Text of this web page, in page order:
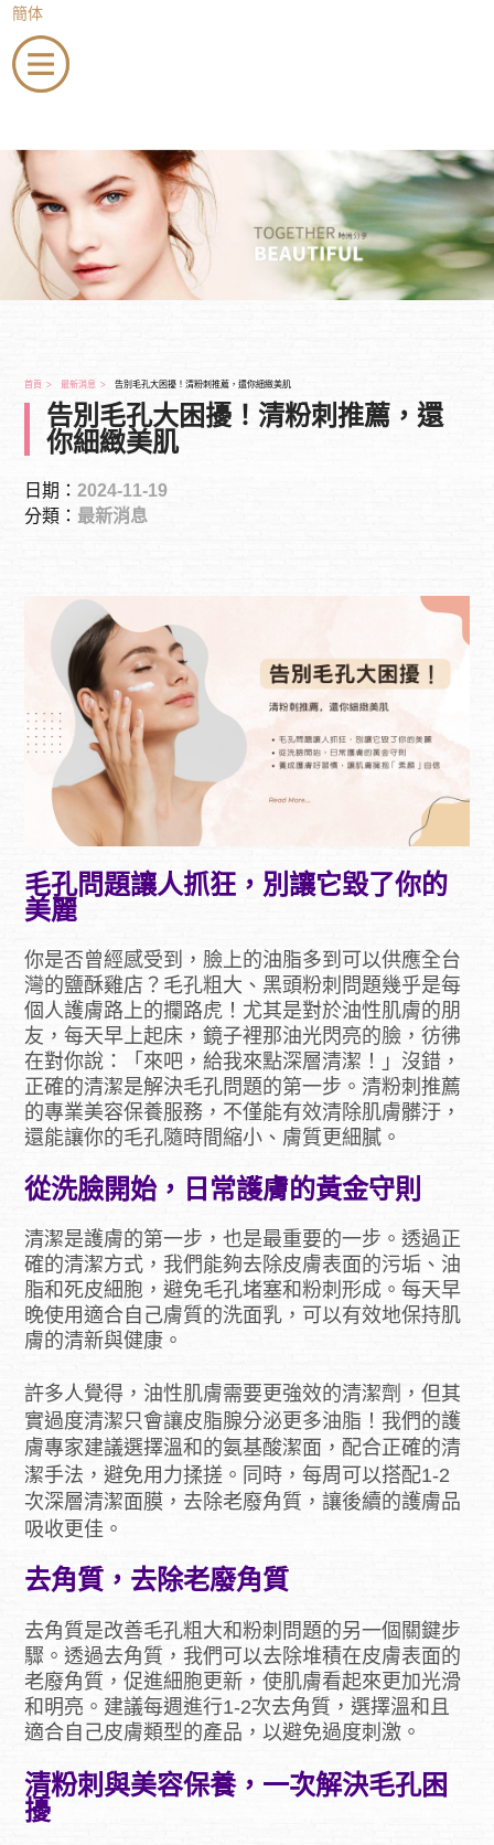
簡体
menu
美容 美髮 新秘
到府服務 全省教學 會員專區 聯絡我們
首頁 最新消息 告別毛孔大困擾！清粉刺推薦，還你細緻美肌
告別毛孔大困擾！清粉刺推薦，還
你細緻美肌
日期：2024-11-19
分類： 最新消息
毛孔問題讓人抓狂，別讓它毀了你的
美麗
你是否曾經感受到，臉上的油脂多到可以供應全台
灣的鹽酥雞店？毛孔粗大、黑頭粉刺問題幾乎是每
個人護膚路上的攔路虎！尤其是對於油性肌膚的朋
友，每天早上起床，鏡子裡那油光閃亮的臉，彷彿
在對你說：「來吧，給我來點深層清潔！」沒錯，
正確的清潔是解決毛孔問題的第一步。清粉刺推薦
的專業美容保養服務，不僅能有效清除肌膚髒汙，
還能讓你的毛孔隨時間縮小、膚質更細膩。
從洗臉開始，日常護膚的黃金守則
清潔是護膚的第一步，也是最重要的一步。透過正
確的清潔方式，我們能夠去除皮膚表面的污垢、油
脂和死皮細胞，避免毛孔堵塞和粉刺形成。每天早
晚使用適合自己膚質的洗面乳，可以有效地保持肌
膚的清新與健康。
許多人覺得，油性肌膚需要更強效的清潔劑，但其
實過度清潔只會讓皮脂腺分泌更多油脂！我們的護
膚專家建議選擇溫和的氨基酸潔面，配合正確的清
潔手法，避免用力揉搓。同時，每周可以搭配1-2
次深層清潔面膜，去除老廢角質，讓後續的護膚品
吸收更佳。
去角質，去除老廢角質
去角質是改善毛孔粗大和粉刺問題的另一個關鍵步
驟。透過去角質，我們可以去除堆積在皮膚表面的
老廢角質，促進細胞更新，使肌膚看起來更加光滑
和明亮。建議每週進行1-2次去角質，選擇溫和且
適合自己皮膚類型的產品，以避免過度刺激。
清粉刺與美容保養，一次解決毛孔困
擾